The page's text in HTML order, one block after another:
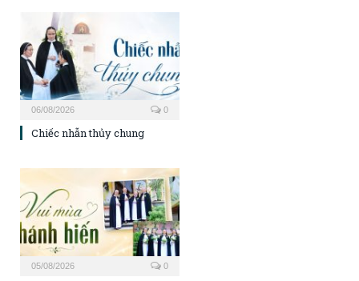
06/08/2026 0
Chiếc nhẫn thủy chung
05/08/2026 0